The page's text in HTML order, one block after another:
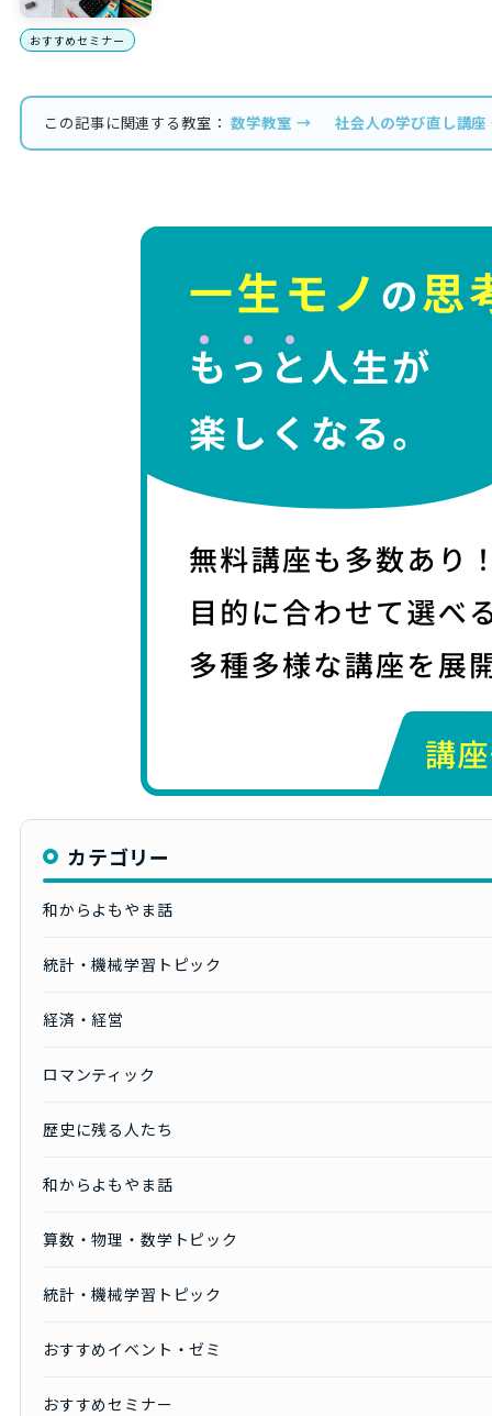
おすすめセミナー
この記事に関連する教室：数学教室 → 社会人の学び直し講
カテゴリー
和からよもやま話
統計・機械学習トピック
経済・経営
ロマンティック
歴史に残る人たち
和からよもやま話
算数・物理・数学トピック
統計・機械学習トピック
おすすめイベント・ゼミ
おすすめセミナー